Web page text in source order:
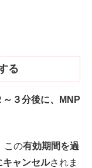
る
～３分後に、MNP
この有効期間を過
キャンセルされま